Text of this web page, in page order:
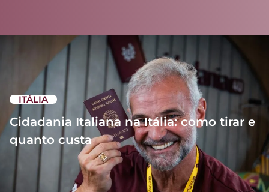
ITÁLIA
Cidadania Italiana na Itália: como tirar e
quanto custa